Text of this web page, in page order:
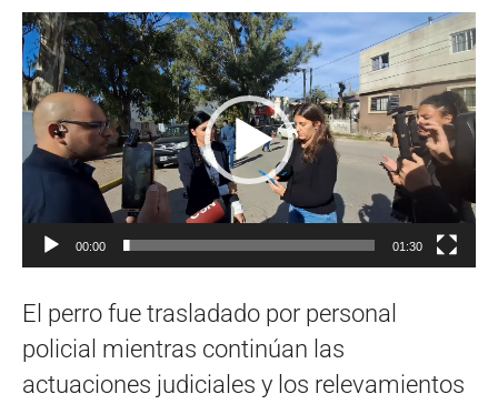
Reproductor
de
vídeo
00:00 01:30
El perro fue trasladado por personal
policial mientras continúan las
actuaciones judiciales y los relevamientos